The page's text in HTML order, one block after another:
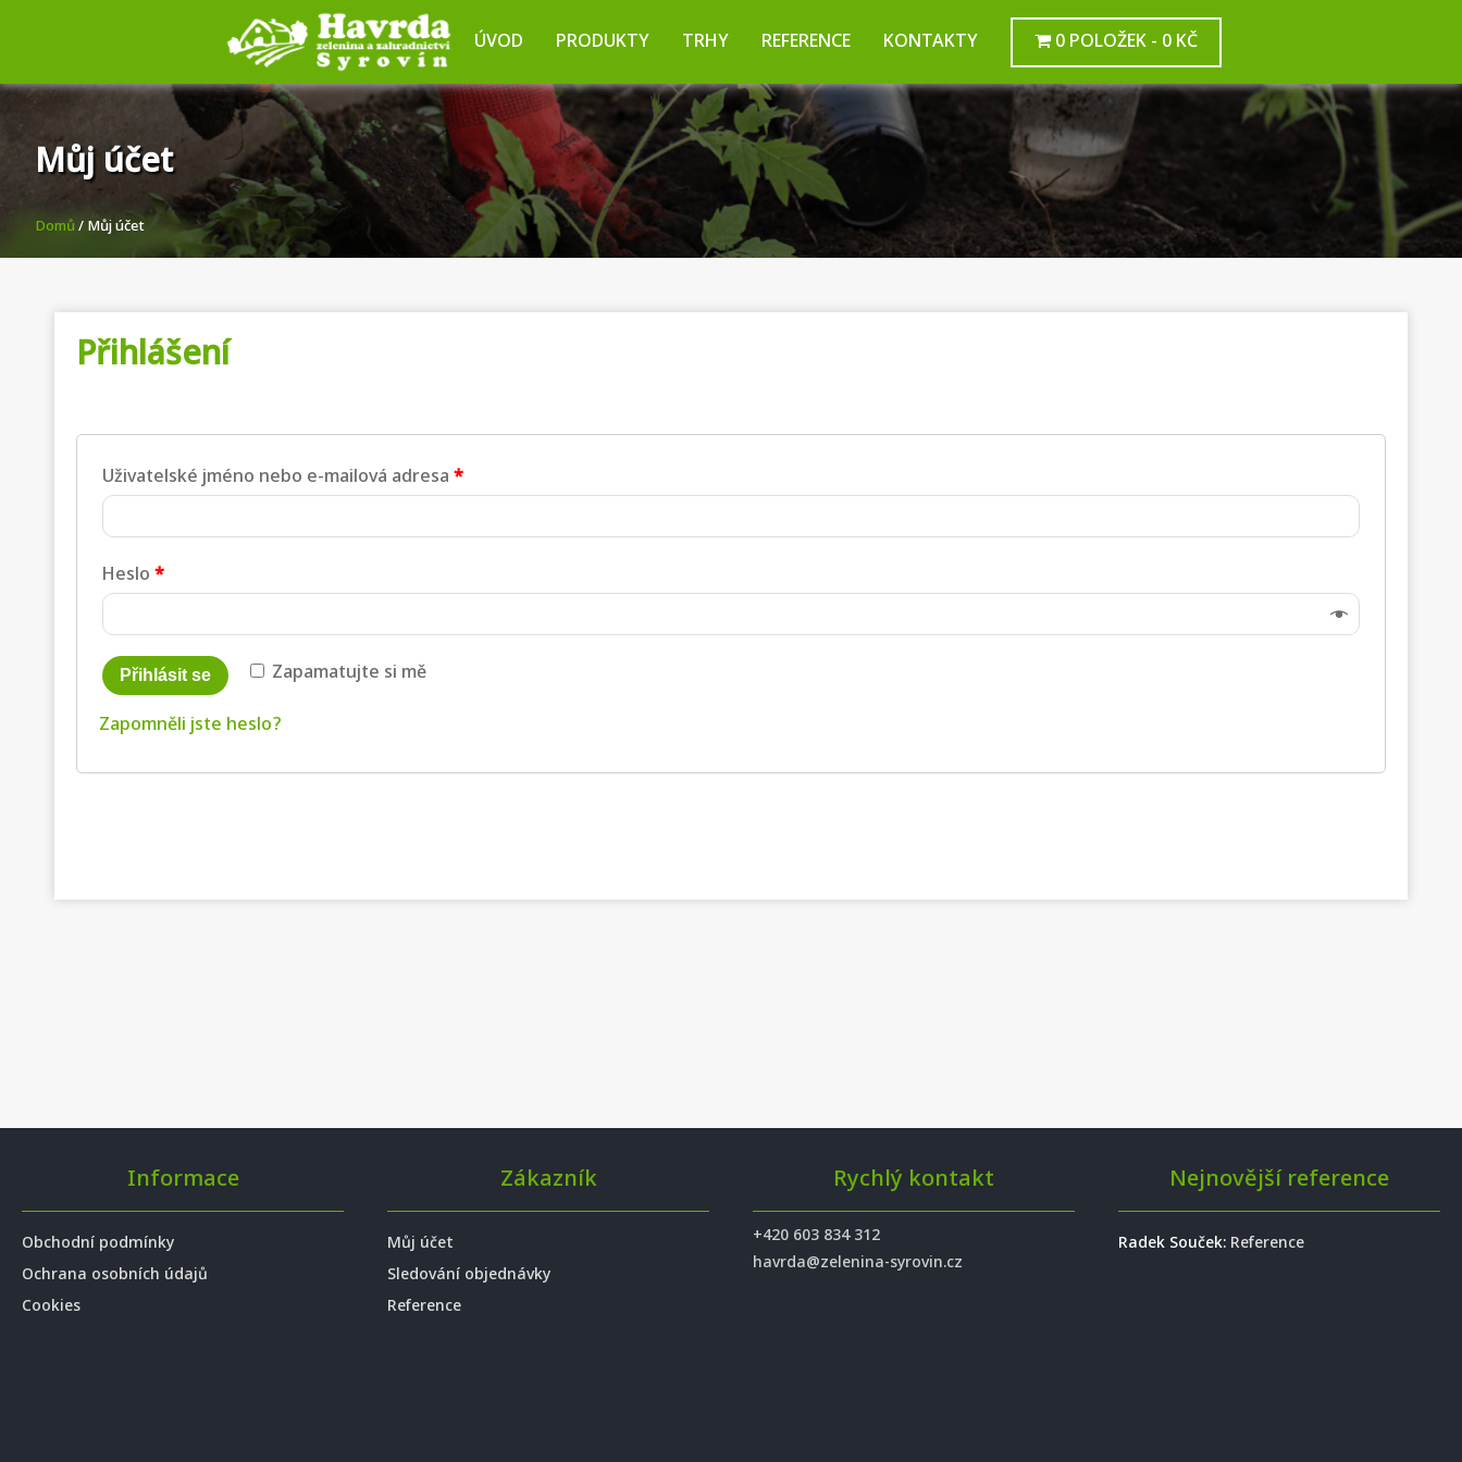
ÚVOD PRODUKTY TRHY REFERENCE KONTAKTY 0 POLOŽEK 0 KČ
Můj účet
Domů / Můj účet
Přihlášení
Uživatelské jméno nebo e-mailová adresa *
Heslo *
Zapamatujte si mě
Přihlásit se
Zapomněli jste heslo?
Informace
Obchodní podmínky
Ochrana osobních údajů
Cookies
Zákazník
Můj účet
Sledování objednávky
Reference
Rychlý kontakt
+420 603 834 312
havrda@zelenina-syrovin.cz
Nejnovější reference
Radek Souček: Reference